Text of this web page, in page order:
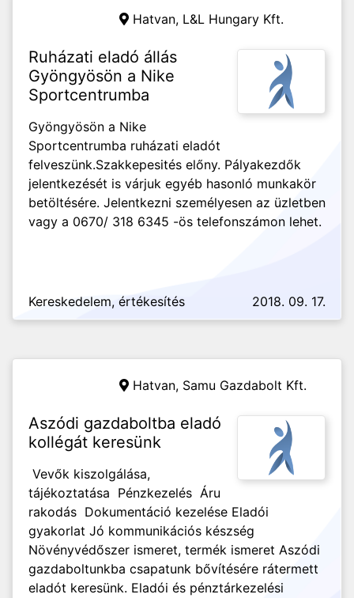
Hatvan, L&L Hungary Kft.
Ruházati eladó állás
Gyöngyösön a Nike
Sportcentrumba
Gyöngyösön a Nike
Sportcentrumba ruházati eladót
felveszünk.Szakkepesités előny. Pályakezdők
jelentkezését is várjuk egyéb hasonló munkakör
betöltésére. Jelentkezni személyesen az üzletben
vagy a 0670/ 318 6345 -ös telefonszámon lehet.
Kereskedelem, értékesítés 2018. 09. 17.
Hatvan, Samu Gazdabolt Kft.
Aszódi gazdaboltba eladó
kollégát keresünk
Vevők kiszolgálása,
tájékoztatása Pénzkezelés Áru
rakodás Dokumentáció kezelése Eladói
gyakorlat Jó kommunikációs készség
Növényvédőszer ismeret, termék ismeret Aszódi
gazdaboltunkba csapatunk bővítésére rátermett
eladót keresünk. Eladói és pénztárkezelési